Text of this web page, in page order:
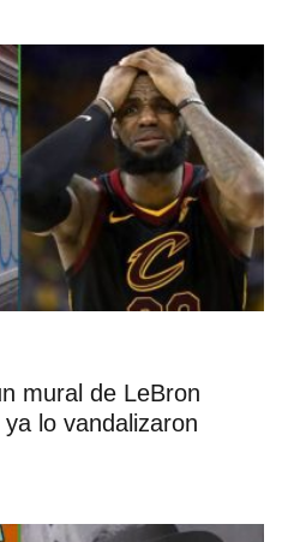
mural de LeBron
lo vandalizaron